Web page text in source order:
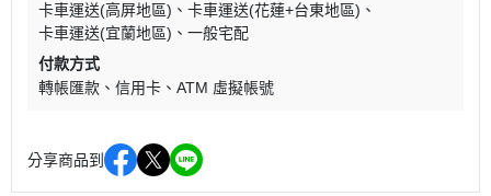
卡車運送(高屏地區)
卡車運送(花蓮+台東地區)
卡車運送(宜蘭地區)
一般宅配
付款方式
轉帳匯款
信用卡 ATM 虛擬帳號
分享商品到